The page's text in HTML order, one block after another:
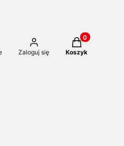
Zaloguj się
Produkty w
Koszyk